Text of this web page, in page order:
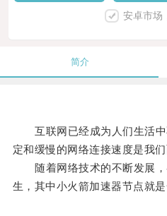
安卓市场
简介
互联网已经成为人们生活中
定和缓慢的网络连接速度是我
随着网络技术的不断发展，
生，其中小火箭加速器节点就